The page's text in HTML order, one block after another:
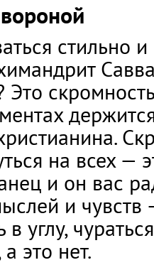
стильно
Это
на всех —
и он вас
и чувств
углу,
это нет.